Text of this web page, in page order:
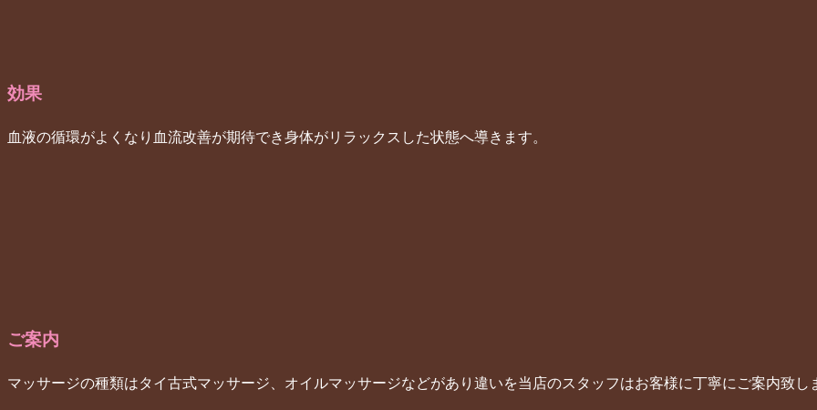
効果
血液の循環がよくなり血流改善が期待でき身体がリラックスした状態へ導きます。
ご案内
マッサージの種類はタイ古式マッサージ、オイルマッサージなどがあり違いを当店のスタッフはお客様に丁寧にご案内致し